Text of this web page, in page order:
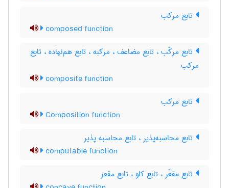
تابع مرکب
composed function
تابع مرکّب ، تابع مضاعف ، مرکبه ، تابع هم‌نهاده ، تابع
مرکب
composite function
تابع مرکب
Composition function
تابع محاسبه‌پذیر ، تابع محاسبه پذیر
computable function
تابع مقعّر ، تابع کاو ، تابع مقعر